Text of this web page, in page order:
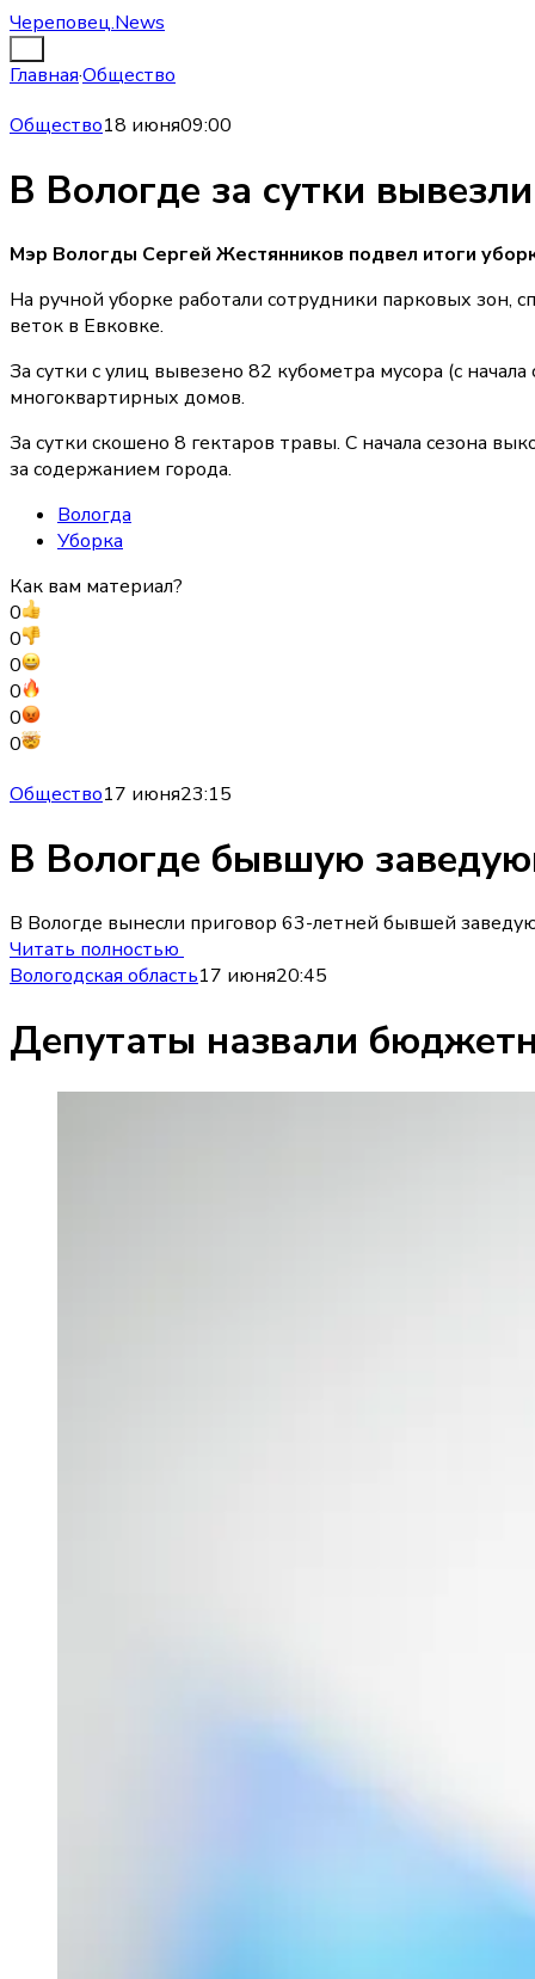
Череповец.News
Главная·Общество
Общество18 июня09:00
В Вологде за сутки
Мэр Вологды Сергей Жестянников подвел итоги
На ручной уборке работали сотрудники парковых
веток в Евковке.
За сутки с улиц вывезено 82 кубометра мусора (с
многоквартирных домов.
За сутки скошено 8 гектаров травы. С начала сезона
за содержанием города.
Вологда
Уборка
Как вам материал?
0
0
0
0
0
0
Общество17 июня23:15
В Вологде бывшую
В Вологде вынесли приговор 63-летней бывшей
Читать полностью
Вологодская область17 июня20:45
Депутаты назвали